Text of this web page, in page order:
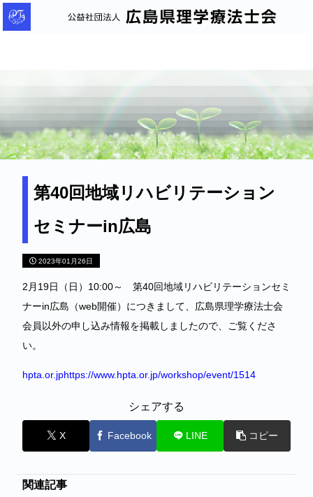
公
益
島
第40回地域リハビリテーション
セミナーin広島
2023年01月26日
2月19日（日）10:00～ 第40回地域リハビリテーションセミ
ナーin広島（web開催）につきまして、広島県理学療法士会
会員以外の申し込み情報を掲載しましたので、ご覧くださ
い。
hpta.or.jphttps://www.hpta.or.jp/workshop/event/1514
シェアする
X Facebook LINE コピー
関連記事